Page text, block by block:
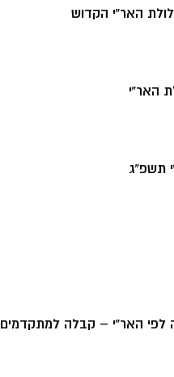
האר”י הקדוש
האר”י
תשפ”ג
לפי האר”י – קבלה למתקדמים